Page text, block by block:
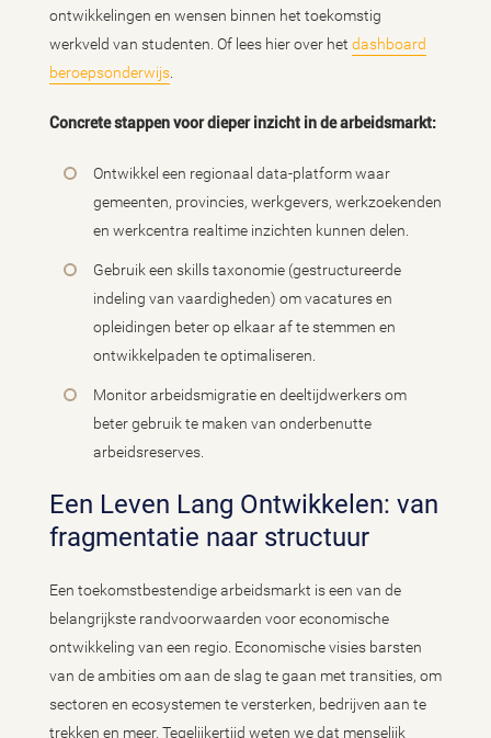
ontwikkelingen en wensen binnen het toekomstig
werkveld van studenten. Of lees hier over het dashboard
beroepsonderwijs
Concrete stappen voor dieper inzicht in de arbeidsmarkt:
Ontwikkel een regionaal data-platform waar
gemeenten, provincies, werkgevers, werkzoekenden
en werkcentra realtime inzichten kunnen delen.
Gebruik een skills taxonomie (gestructureerde
indeling van vaardigheden) om vacatures en
opleidingen beter op elkaar af te stemmen en
ontwikkelpaden te optimaliseren.
Monitor arbeidsmigratie en deeltijdwerkers om
beter gebruik te maken van onderbenutte
arbeidsreserves.
Een Leven Lang Ontwikkelen: van
fragmentatie naar structuur
Een toekomstbestendige arbeidsmarkt is een van de
belangrijkste randvoorwaarden voor economische
ontwikkeling van een regio. Economische visies barsten
van de ambities om aan de slag te gaan met transities, om
sectoren en ecosystemen te versterken, bedrijven aan te
trekken en meer. Tegelijkertijd weten we dat menselijk